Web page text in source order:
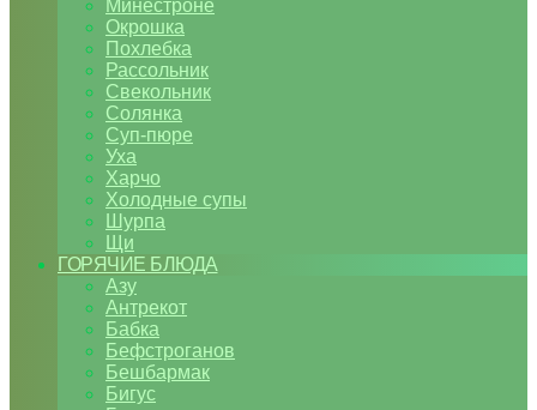
Минестроне
Окрошка
Похлебка
Рассольник
Свекольник
Солянка
Суп-пюре
Уха
Харчо
Холодные супы
Шурпа
Щи
ГОРЯЧИЕ БЛЮДА
Азу
Антрекот
Бабка
Бефстроганов
Бешбармак
Бигус